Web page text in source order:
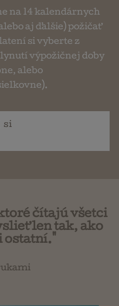
na 14 kalendárnych
aj ďalšie) požičať
si vyberte z
výpožičnej doby
alebo
si
čítajú všetci
len tak, ako